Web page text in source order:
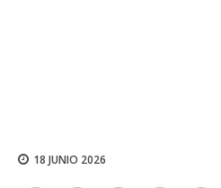
18 JUNIO 2026